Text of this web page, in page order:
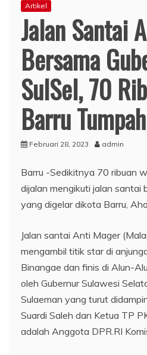
Artikel
Jalan Santai
Bersama
SulSel, 70
Barru
Februari 28, 2023 admin
Barru -Sedikitnya 70 ribuan
dijalan mengikuti jalan santai
yang digelar dikota Barru,
Jalan santai Anti Mager
mengambil titik star di
Binangae dan finis di Alun-
oleh Gubernur Sulawesi
Sulaeman yang turut
Suardi Saleh dan Ketua TP
adalah Anggota DPR.RI